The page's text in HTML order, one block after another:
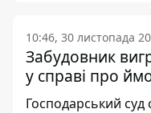
10:46, 30 листопада
Забудовник
у справі про
Господарський суд